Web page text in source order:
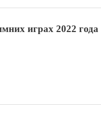
играх 2022 года